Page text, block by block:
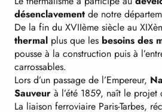
désenclavement de notre
De la fin du XVIIème siècle au
thermal plus que les besoins des
pousse à la construction puis à
carrossables.
Lors d’un passage de l’Empereur,
Sauveur à l’été 1859, naît le projet
La liaison ferroviaire Paris-Tarbes,